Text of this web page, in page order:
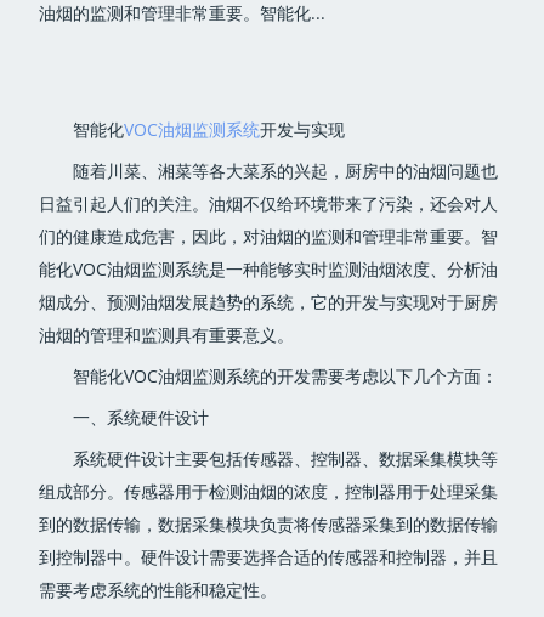
油烟的监测和管理非常重要。智能化...
智能化VOC油烟监测系统开发与实现
随着川菜、湘菜等各大菜系的兴起，厨房中的油烟问题也
日益引起人们的关注。油烟不仅给环境带来了污染，还会对人
们的健康造成危害，因此，对油烟的监测和管理非常重要。智
能化VOC油烟监测系统是一种能够实时监测油烟浓度、分析油
烟成分、预测油烟发展趋势的系统，它的开发与实现对于厨房
油烟的管理和监测具有重要意义。
智能化VOC油烟监测系统的开发需要考虑以下几个方面：
一、系统硬件设计
系统硬件设计主要包括传感器、控制器、数据采集模块等
组成部分。传感器用于检测油烟的浓度，控制器用于处理采集
到的数据传输，数据采集模块负责将传感器采集到的数据传输
到控制器中。硬件设计需要选择合适的传感器和控制器，并且
需要考虑系统的性能和稳定性。